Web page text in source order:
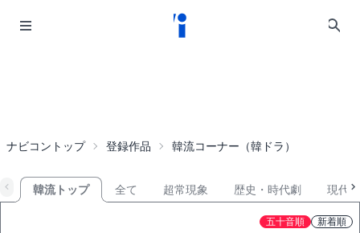
ナビコントップ 登録作品 韓流コーナー（韓ドラ）
韓流トップ 全て 超常現象 歴史・時代劇 現代
五十音順 新着順